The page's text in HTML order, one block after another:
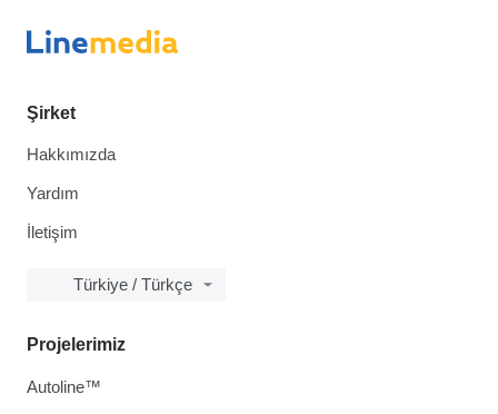
Şirket
Hakkımızda
Yardım
İletişim
Türkiye / Türkçe
Projelerimiz
Autoline™